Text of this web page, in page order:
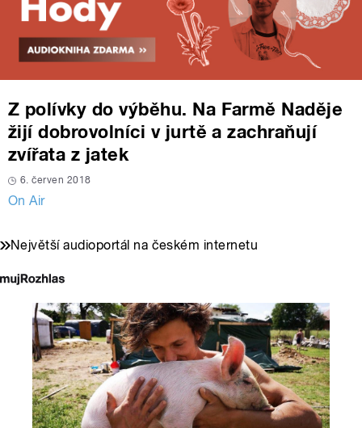
Z polívky do výběhu. Na Farmě Naděje
žijí dobrovolníci v jurtě a zachraňují
zvířata z jatek
6. červen 2018
On Air
Největší audioportál na českém internetu